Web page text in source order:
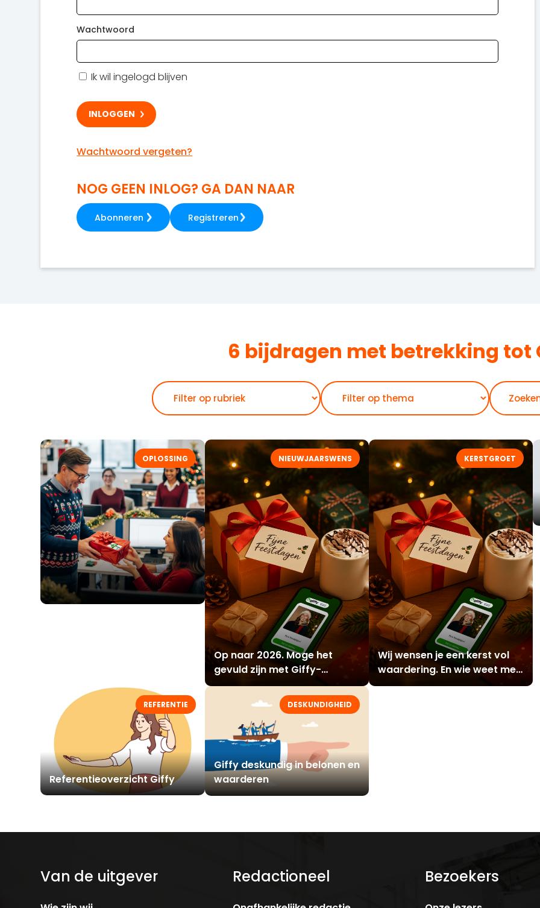
Wachtwoord
Ik wil ingelogd blijven
Wachtwoord vergeten?
NOG GEEN INLOG? GA DAN NAAR
Abonneren Registreren
6 bijdragen met betrekking tot
OPLOSSING NIEUWJAARSWENS
Op naar 2026. Moge het
gevuld zijn met Giffy-
momenten.
KERSTGROET
Wij wensen je een kerst vol
waardering. En wie weet met
Giffy erbij.
REFERENTIE
Referentieoverzicht Giffy
DESKUNDIGHEID
Giffy deskundig in belonen en
waarderen
Van de uitgever Redactioneel Bezoekers